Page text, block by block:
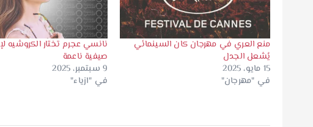
منع العري في مهرجان كان السينمائي
يُشعل الجدل
15 مايو، 2025
في "مهرجان"
نانسي عجرم تختار الكروشيه
صيفية ناعمة
9 سبتمبر، 2025
في "ازياء"